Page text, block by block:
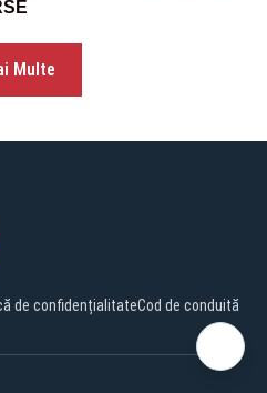
Multe
de confidențialitateCod de conduită